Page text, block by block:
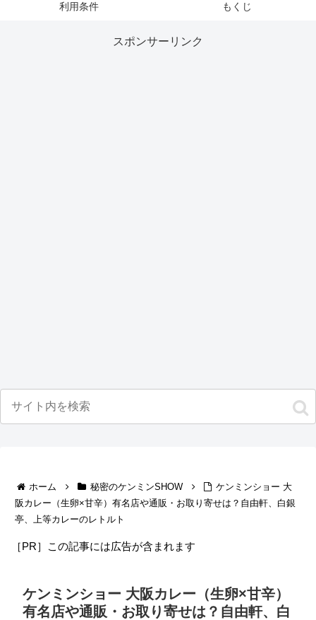
利用条件 もくじ
スポンサーリンク
ホーム 秘密のケンミンSHOW
ケンミンショー 大
阪カレー（生卵×甘辛）有名店や通販・お取り寄せは？自由軒、白銀
亭、上等カレーのレトルト
［PR］この記事には広告が含まれます
ケンミンショー 大阪カレー（生卵×甘辛）
有名店や通販・お取り寄せは？自由軒、白